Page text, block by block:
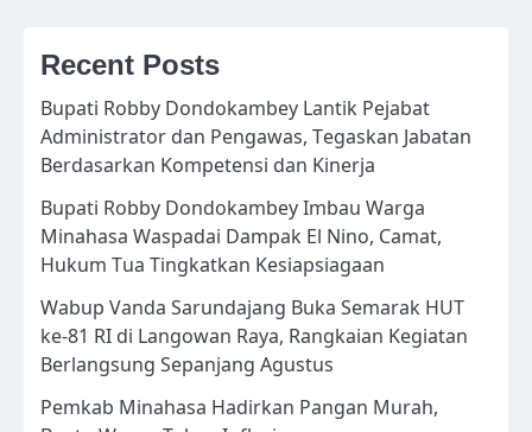
Recent Posts
Bupati Robby Dondokambey Lantik Pejabat
Administrator dan Pengawas, Tegaskan Jabatan
Berdasarkan Kompetensi dan Kinerja
Bupati Robby Dondokambey Imbau Warga
Minahasa Waspadai Dampak El Nino, Camat,
Hukum Tua Tingkatkan Kesiapsiagaan
Wabup Vanda Sarundajang Buka Semarak HUT
ke-81 RI di Langowan Raya, Rangkaian Kegiatan
Berlangsung Sepanjang Agustus
Pemkab Minahasa Hadirkan Pangan Murah,